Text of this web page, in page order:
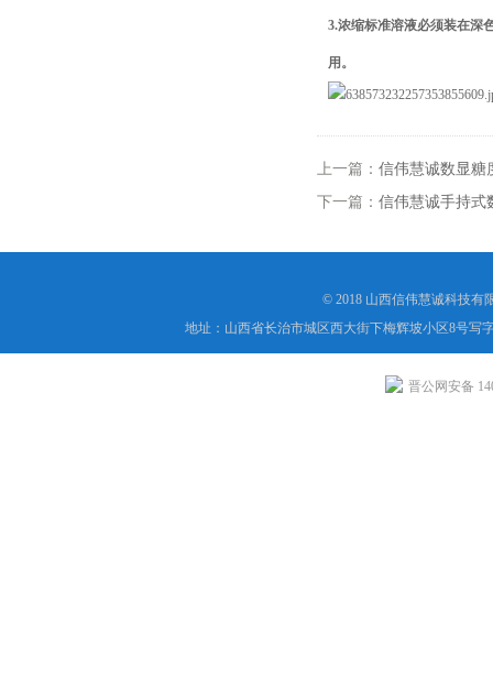
3.浓缩标准溶液必须装在深
用。
上一篇： 信伟慧诚数显糖
下一篇： 信伟慧诚手持式
© 2018 山西信伟慧诚科技有
地址：山西省长治市城区西大街下梅辉坡小区8号写
晋公网安备